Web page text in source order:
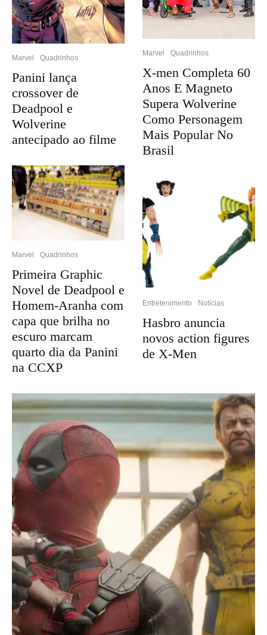
Marvel Quadrinhos
Panini lança
crossover de
Deadpool e
Wolverine
antecipado ao filme
Marvel Quadrinhos
Primeira Graphic
Novel de Deadpool e
Homem-Aranha com
capa que brilha no
escuro marcam
quarto dia da Panini
na CCXP
Marvel Quadrinhos
X-men Completa 60
Anos E Magneto
Supera Wolverine
Como Personagem
Mais Popular No
Brasil
Entretenimento Notícias
Hasbro anuncia
novos action figures
de X-Men